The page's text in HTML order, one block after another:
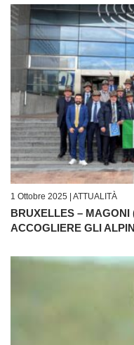
1 Ottobre 2025 | ATTUALITÀ
BRUXELLES – MAGONI
ACCOGLIERE GLI